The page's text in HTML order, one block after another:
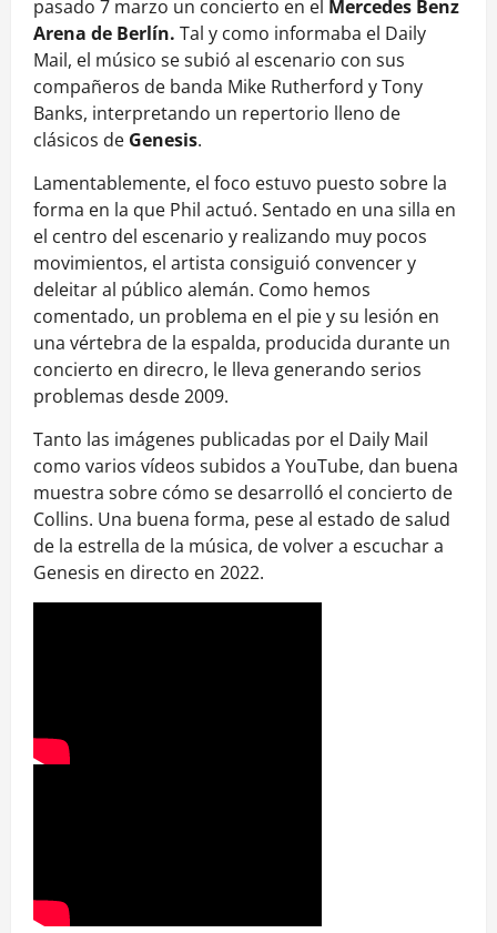
pasado 7 marzo un concierto en el Mercedes Benz
Arena de Berlín. Tal y como informaba el Daily
Mail, el músico se subió al escenario con sus
compañeros de banda Mike Rutherford y Tony
Banks, interpretando un repertorio lleno de
clásicos de Genesis.
Lamentablemente, el foco estuvo puesto sobre la
forma en la que Phil actuó. Sentado en una silla en
el centro del escenario y realizando muy pocos
movimientos, el artista consiguió convencer y
deleitar al público alemán. Como hemos
comentado, un problema en el pie y su lesión en
una vértebra de la espalda, producida durante un
concierto en direcro, le lleva generando serios
problemas desde 2009.
Tanto las imágenes publicadas por el Daily Mail
como varios vídeos subidos a YouTube, dan buena
muestra sobre cómo se desarrolló el concierto de
Collins. Una buena forma, pese al estado de salud
de la estrella de la música, de volver a escuchar a
Genesis en directo en 2022.